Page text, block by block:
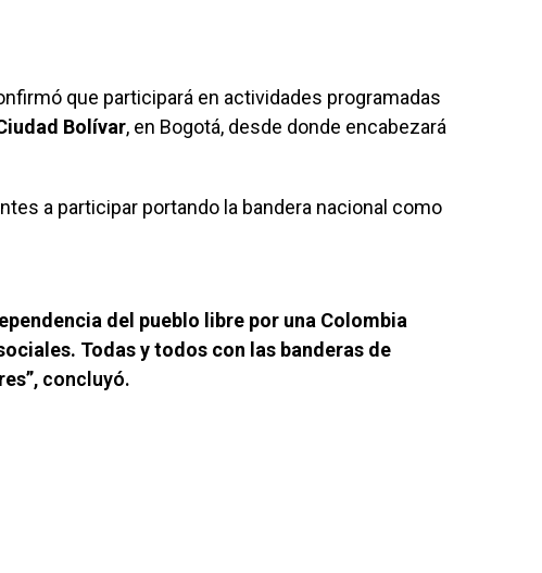
que participará en actividades programadas
Bolívar, en Bogotá, desde donde encabezará
a participar portando la bandera nacional como
del pueblo libre por una Colombia
Todas y todos con las banderas de
, concluyó.